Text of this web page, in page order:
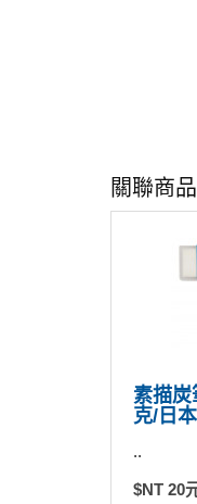
關聯商品
素描
克/日
..
$NT 20